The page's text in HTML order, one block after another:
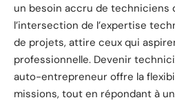
un besoin accru de techniciens
l’intersection de l’expertise
de projets, attire ceux qui
professionnelle. Devenir
auto-entrepreneur offre la
missions, tout en répondant à